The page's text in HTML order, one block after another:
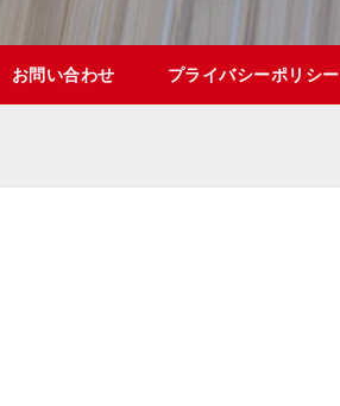
お問い合わせ プライバシーポリシー